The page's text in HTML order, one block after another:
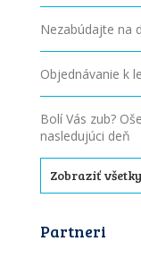
Nezabúdajte na
Objednávanie k
Bolí Vás zub?
nasledujúci deň
Zobraziť všetky
Partneri